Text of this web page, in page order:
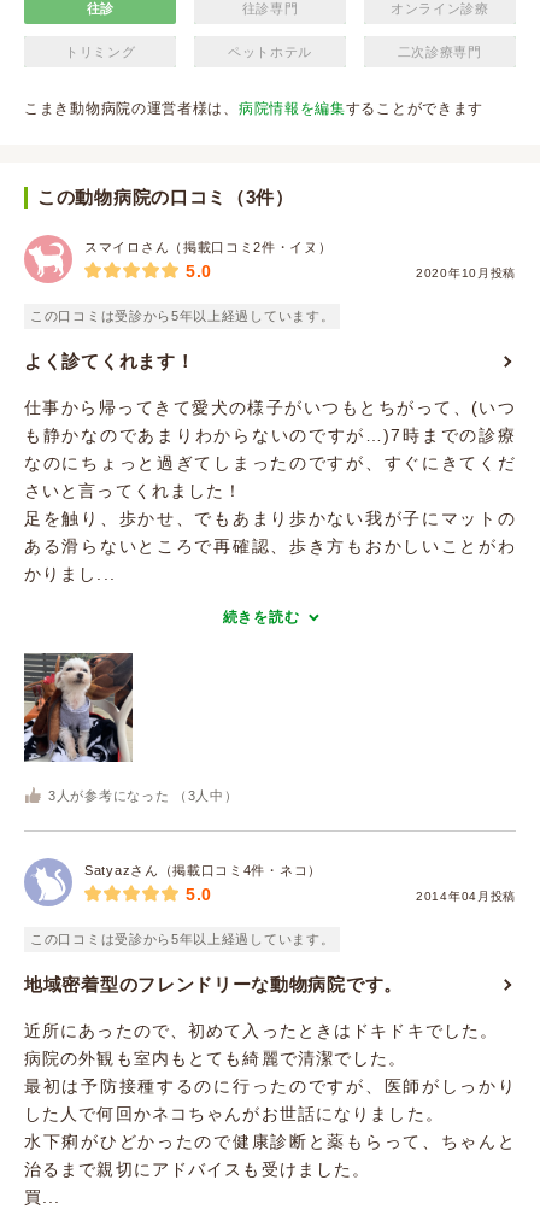
往診 往診専門 オンライン診療
トリミング ペットホテル 二次診療専門
こまき動物病院の運営者様は、 病院情報を編集することができます
この動物病院の口コミ（3件）
スマイロさん（掲載口コミ2件・イヌ）
2020年10月投稿
5.0
この口コミは受診から5年以上経過しています。
よく診てくれます！
仕事から帰ってきて愛犬の様子がいつもとちがって、(いつ
も静かなのであまりわからないのですが…)7時までの診療
なのにちょっと過ぎてしまったのですが、すぐにきてくだ
さいと言ってくれました！
足を触り、歩かせ、でもあまり歩かない我が子にマットの
ある滑らないところで再確認、歩き方もおかしいことがわ
かりまし...
続きを読む
3 人が参考になった （ 3 人中）
Satyazさん（掲載口コミ4件・ネコ）
2014年04月投稿
5.0
この口コミは受診から5年以上経過しています。
地域密着型のフレンドリーな動物病院です。
近所にあったので、初めて入ったときはドキドキでした。
病院の外観も室内もとても綺麗で清潔でした。
最初は予防接種するのに行ったのですが、医師がしっかり
した人で何回かネコちゃんがお世話になりました。
水下痢がひどかったので健康診断と薬もらって、ちゃんと
治るまで親切にアドバイスも受けました。
買...